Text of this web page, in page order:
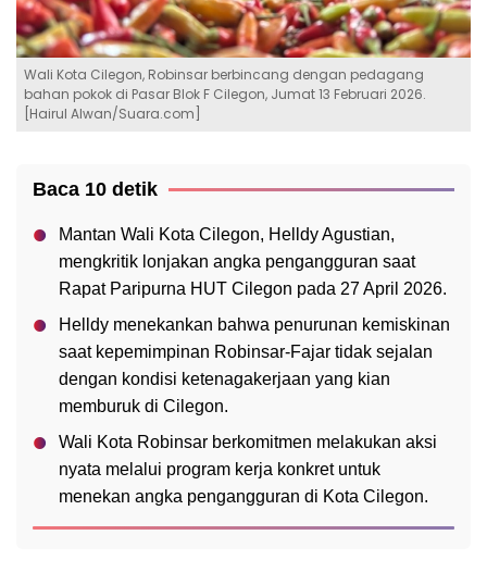
Wali Kota Cilegon, Robinsar berbincang dengan pedagang
bahan pokok di Pasar Blok F Cilegon, Jumat 13 Februari 2026.
[Hairul Alwan/Suara.com]
Baca 10 detik
Mantan Wali Kota Cilegon, Helldy Agustian,
mengkritik lonjakan angka pengangguran saat
Rapat Paripurna HUT Cilegon pada 27 April 2026.
Helldy menekankan bahwa penurunan kemiskinan
saat kepemimpinan Robinsar-Fajar tidak sejalan
dengan kondisi ketenagakerjaan yang kian
memburuk di Cilegon.
Wali Kota Robinsar berkomitmen melakukan aksi
nyata melalui program kerja konkret untuk
menekan angka pengangguran di Kota Cilegon.